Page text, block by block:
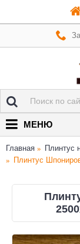
МЕНЮ
Главная Плинтус
Плинтус